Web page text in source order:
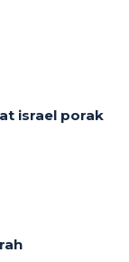
israel porak